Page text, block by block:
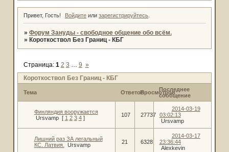
Привет, Гость! Войдите илизарегистрируйтесь
» Форум Зануды - свободное общение обо всём.
» Короткоствол Без Границ - КБГ
Короткоствол Без Границ - КБГ
Страница: 1 2 3 9 »
Тема ОтветовПросмотровПоследнее
сообщение
Финляндия вооружается
Ursvamp [ 1 2 3 4 ] 107 27737
2014-03-19
03:02:13
Ursvamp
Лишний раз ЗА легальный
КС. Латвия.
Ursvamp 21 6328
2014-03-17
23:36:44
Alexkevin